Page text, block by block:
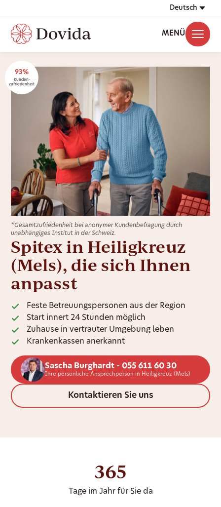
Deutsch
MENÜ
93%
Kunden-
zufriedenheit
*Gesamtzufriedenheit bei anonymer Kundenbefragung durch
unabhängiges Institut in der Schweiz.
Spitex in Heiligkreuz
(Mels), die sich Ihnen
anpasst
Feste Betreuungspersonen aus der Region
Start innert 24 Stunden möglich
Zuhause in vertrauter Umgebung leben
Krankenkassen anerkannt
Sascha Burghardt - 055 611 60 30
Ihre persönliche Ansprechperson in Heiligkreuz (Mels)
Kontaktieren Sie uns
365
Tage im Jahr für Sie da